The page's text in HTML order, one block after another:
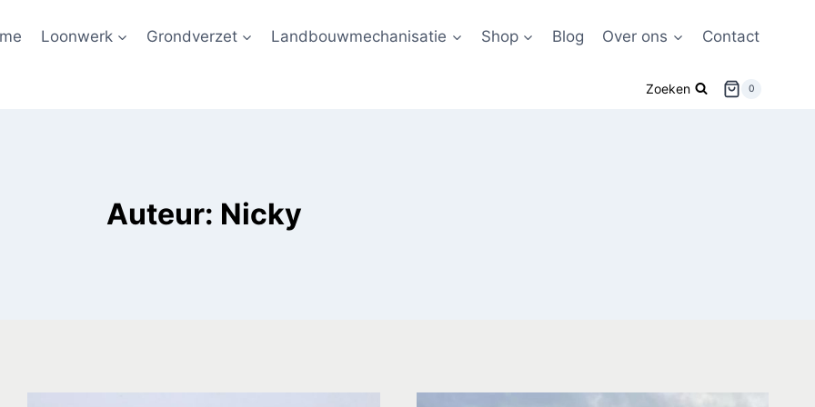
Loonwerk Grondverzet Landbouwmechanisatie Shop Blog Over ons Contact
Zoeken 0
Auteur: Nicky